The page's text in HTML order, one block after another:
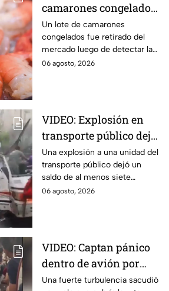
camarones congelados
por riesgo sanitario;
detectan salmonella en
España
Un lote de camarones
congelados fue retirado del
mercado luego de detectar la
presencia de salmonella, una
06 agosto, 2026
VIDEO: Explosión en
transporte público deja
siete personas sin vida
Una explosión a una unidad del
transporte público dejó un
saldo de al menos siete
personas sin vida. Aquí todos
06 agosto, 2026
VIDEO: Captan pánico
dentro de avión por
turbulencia en el aire
Una fuerte turbulencia sacudió